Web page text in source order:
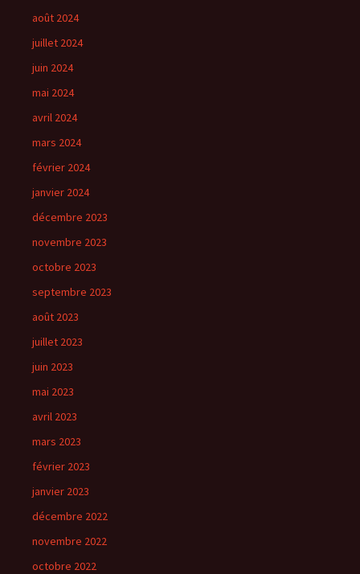
août 2024
juillet 2024
juin 2024
mai 2024
avril 2024
mars 2024
février 2024
janvier 2024
décembre 2023
novembre 2023
octobre 2023
septembre 2023
août 2023
juillet 2023
juin 2023
mai 2023
avril 2023
mars 2023
février 2023
janvier 2023
décembre 2022
novembre 2022
octobre 2022